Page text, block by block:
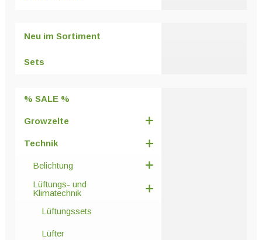
auf
gewählt
werden
Neu im Sortiment
Sets
% SALE %
Growzelte
Technik
Belichtung
Lüftungs- und
Klimatechnik
Lüftungssets
Lüfter